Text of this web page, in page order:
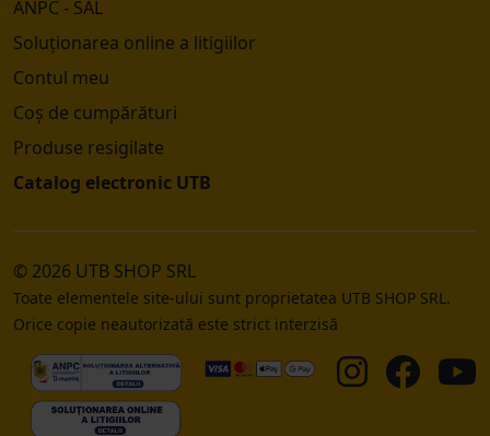
ANPC - SAL
Soluționarea online a litigiilor
Contul meu
Coș de cumpărături
Produse resigilate
Catalog electronic UTB
© 2026 UTB SHOP SRL
Toate elementele site-ului sunt proprietatea UTB SHOP SRL.
Orice copie neautorizată este strict interzisă